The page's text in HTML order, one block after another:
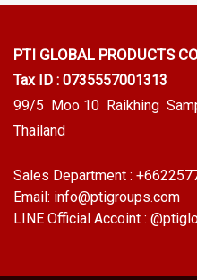
PTI GLOBAL PRODUCTS
Tax ID : 0735557001313
99/5 Moo 10 Raikhing
Thailand
Sales Department :
Email: info@ptigroups.com
LINE Official Accoint :